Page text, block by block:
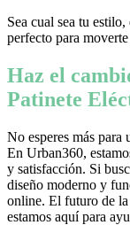
Sea cual sea tu
perfecto para
Haz el
Patinete
No esperes más
En Urban360,
y satisfacción. Si
diseño moderno y
online. El futuro de
estamos aquí para